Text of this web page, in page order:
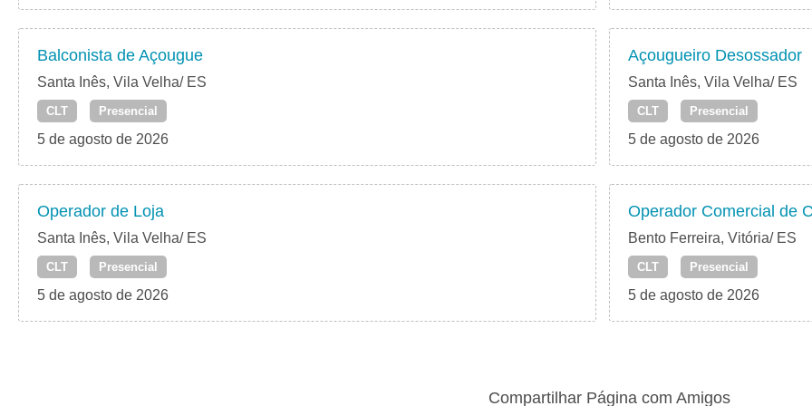
Balconista de Açougue
Santa Inês, Vila Velha/ ES
CLT Presencial
5 de agosto de 2026
Açougueiro Desossador
Santa Inês, Vila Velha/ ES
CLT Presencial
5 de agosto de 2026
Operador de Loja
Santa Inês, Vila Velha/ ES
CLT Presencial
5 de agosto de 2026
Operador Comercial de
Bento Ferreira, Vitória/ ES
CLT Presencial
5 de agosto de 2026
Compartilhar Página com Amigos